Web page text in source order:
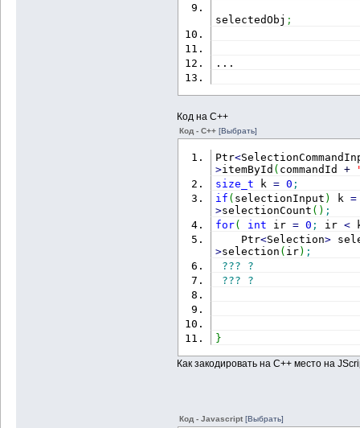
selectedObj ;
...
Код на С++
Код - C++ [Выбрать]
Ptr<
>itemById ( commandId +
size_t k = 0 ;
if ( selectionInput ) k =
>selectionCount ( ) ;
for( int ir = 0 ; ir <
Ptr<Selection>
>selection ( ir) ;
???
?
???
?
}
Как закодировать на С++ место на
Код - Javascript [Выбрать]